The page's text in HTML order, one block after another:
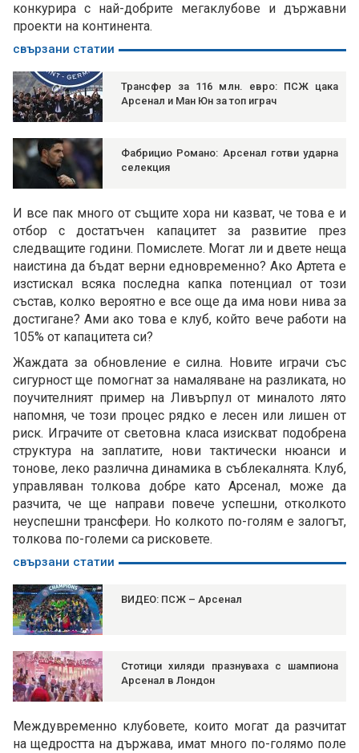
конкурира с най-добрите мегаклубове и държавни
проекти на континента.
свързани статии
Трансфер за 116 млн. евро: ПСЖ цака
Арсенал и Ман Юн за топ играч
Фабрицио Романо: Арсенал готви ударна
селекция
И все пак много от същите хора ни казват, че това е и
отбор с достатъчен капацитет за развитие през
следващите години. Помислете. Могат ли и двете неща
наистина да бъдат верни едновременно? Ако Артета е
изстискал всяка последна капка потенциал от този
състав, колко вероятно е все още да има нови нива за
достигане? Ами ако това е клуб, който вече работи на
105% от капацитета си?
Жаждата за обновление е силна. Новите играчи със
сигурност ще помогнат за намаляване на разликата, но
поучителният пример на Ливърпул от миналото лято
напомня, че този процес рядко е лесен или лишен от
риск. Играчите от световна класа изискват подобрена
структура на заплатите, нови тактически нюанси и
тонове, леко различна динамика в съблекалнята. Клуб,
управляван толкова добре като Арсенал, може да
разчита, че ще направи повече успешни, отколкото
неуспешни трансфери. Но колкото по-голям е залогът,
толкова по-големи са рисковете.
свързани статии
ВИДЕО: ПСЖ – Арсенал
Стотици хиляди празнуваха с шампиона
Арсенал в Лондон
Междувременно клубовете, които могат да разчитат
на щедростта на държава, имат много по-голямо поле